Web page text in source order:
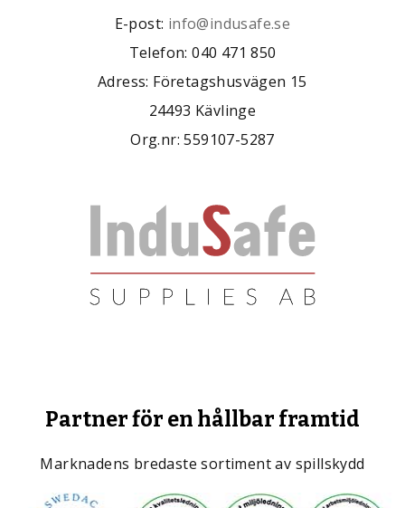
E-post: info@indusafe.se
Telefon: 040 471 850
Adress: Företagshusvägen 15
24493 Kävlinge
Org.nr: 559107-5287
Partner för en hållbar framtid
Marknadens bredaste sortiment av spillskydd